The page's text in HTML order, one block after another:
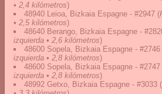
• 2,4 kilómetros)
48940 Leioa, Bizkaia Espagne - #2947 (
• 2,5 kilómetros)
48640 Berango, Bizkaia Espagne -
izquierda • 2,6 kilómetros)
48600 Sopela, Bizkaia Espagne - #2746
izquierda • 2,8 kilómetros)
48600 Sopela, Bizkaia Espagne - #2747
izquierda • 2,8 kilómetros)
48992 Getxo, Bizkaia Espagne - #3033 (